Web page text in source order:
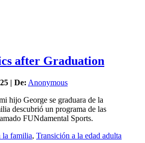
after Graduation
| De: Anonymous
hijo George se graduara de la
descubrió un programa de las
FUNdamental Sports.
la familia, Transición a la edad adulta